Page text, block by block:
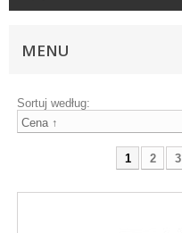
MENU
Sortuj według:
1 2 3